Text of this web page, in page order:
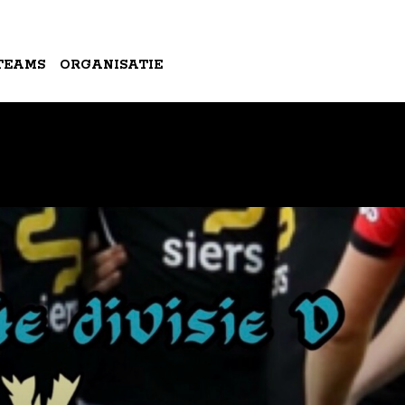
ORGANISATIE